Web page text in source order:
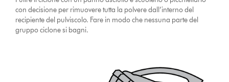
con decisione per rimuovere tutta la polvere dall’interno del
recipiente del pulviscolo. Fare in modo che nessuna parte del
gruppo ciclone si bagni.